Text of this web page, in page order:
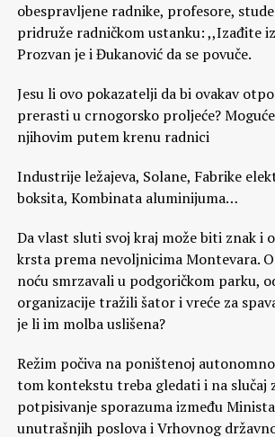
obespravljene radnike, profesore,
pridruže radničkom ustanku: ,,Izađite
Prozvan je i Đukanović da se povuče.
Jesu li ovo pokazatelji da bi ovakav
prerasti u crnogorsko proljeće?
njihovim putem krenu radnici
Industrije ležajeva, Solane, Fabrike
boksita, Kombinata aluminijuma…
Da vlast sluti svoj kraj može biti znak i
krsta prema nevoljnicima Montevara.
noću smrzavali u podgoričkom parku,
organizacije tražili šator i vreće za
je li im molba uslišena?
Režim počiva na poništenoj
tom kontekstu treba gledati i na slučaj
potpisivanje sporazuma između
unutrašnjih poslova i Vrhovnog